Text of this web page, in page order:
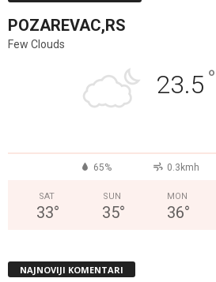
POZAREVAC,RS
Few Clouds
23.5 °
65% 0.3kmh
SAT
33°
SUN
35°
MON
36°
NAJNOVIJI KOMENTARI